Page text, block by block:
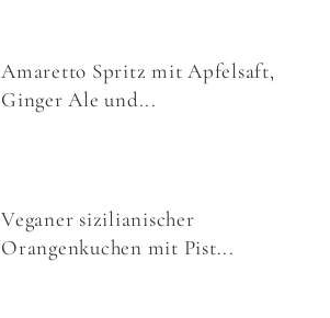
Amaretto Spritz mit Apfelsaft,
Ginger Ale und...
Veganer sizilianischer
Orangenkuchen mit Pist...